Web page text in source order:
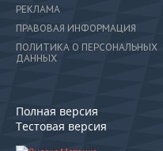
РЕКЛАМА
ПРАВОВАЯ ИНФОРМАЦИЯ
ПОЛИТИКА О ПЕРСОНАЛЬНЫХ
ДАННЫХ
Полная версия
Тестовая версия